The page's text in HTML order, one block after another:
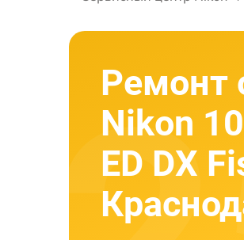
Ремонт
Nikon
ED DX